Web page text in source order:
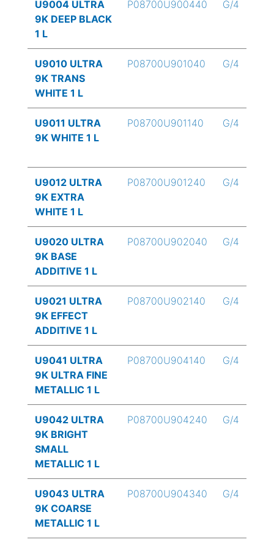
U9004 ULTRA
9K DEEP BLACK
1 L
P08700U900440 G/4
U9010 ULTRA
9K TRANS
WHITE 1 L
P08700U901040 G/4
U9011 ULTRA
9K WHITE 1 L
P08700U901140 G/4
U9012 ULTRA
9K EXTRA
WHITE 1 L
P08700U901240 G/4
U9020 ULTRA
9K BASE
ADDITIVE 1 L
P08700U902040 G/4
U9021 ULTRA
9K EFFECT
ADDITIVE 1 L
P08700U902140 G/4
U9041 ULTRA
9K ULTRA FINE
METALLIC 1 L
P08700U904140 G/4
U9042 ULTRA
9K BRIGHT
SMALL
METALLIC 1 L
P08700U904240 G/4
U9043 ULTRA
9K COARSE
METALLIC 1 L
P08700U904340 G/4